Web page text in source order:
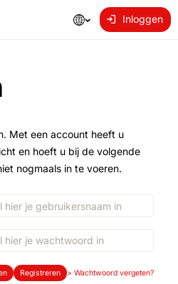
Inloggen
Met een account heeft u
en hoeft u bij de volgende
nogmaals in te voeren.
Registreren > Wachtwoord vergeten?